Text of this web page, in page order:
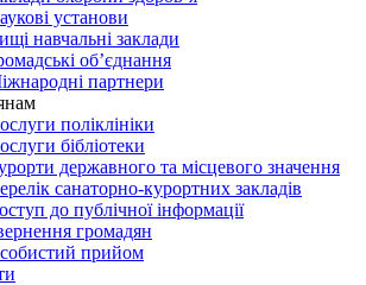
установи
навчальні заклади
об’єднання
партнери
поліклініки
бібліотеки
державного та місцевого значення
санаторно-курортних закладів
до публічної інформації
громадян
прийом